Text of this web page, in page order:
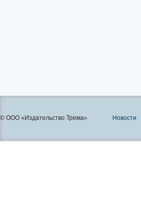
© ООО «Издательство Трема» Новости